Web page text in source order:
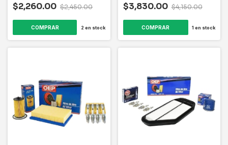
$2,260.00 $2,450.00
2 en stock
$3,830.00 $4,150.00
1 en stock